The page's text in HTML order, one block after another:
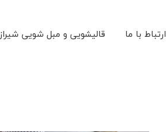
ارتباط با ما قالیشویی و مبل شویی شیراز